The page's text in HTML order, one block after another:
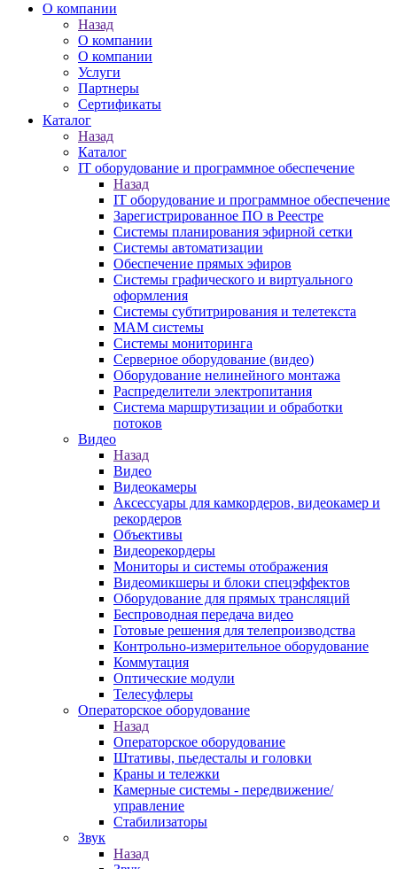
О компании
Назад
О компании
О компании
Услуги
Партнеры
Сертификаты
Каталог
Назад
Каталог
IT оборудование и программное обеспечение
Назад
IT оборудование и программное обеспечение
Зарегистрированное ПО в Реестре
Системы планирования эфирной сетки
Системы автоматизации
Обеспечение прямых эфиров
Системы графического и виртуального
оформления
Системы субтитрирования и телетекста
MAM системы
Системы мониторинга
Серверное оборудование (видео)
Оборудование нелинейного монтажа
Распределители электропитания
Система маршрутизации и обработки
потоков
Видео
Назад
Видео
Видеокамеры
Аксессуары для камкордеров, видеокамер и
рекордеров
Объективы
Видеорекордеры
Мониторы и системы отображения
Видеомикшеры и блоки спецэффектов
Оборудование для прямых трансляций
Беспроводная передача видео
Готовые решения для телепроизводства
Контрольно-измерительное оборудование
Коммутация
Оптические модули
Телесуфлеры
Операторское оборудование
Назад
Операторское оборудование
Штативы, пьедесталы и головки
Краны и тележки
Камерные системы - передвижение/
управление
Стабилизаторы
Звук
Назад